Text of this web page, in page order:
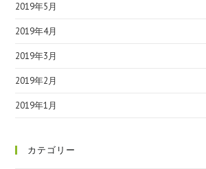
2019年5月
2019年4月
2019年3月
2019年2月
2019年1月
カテゴリー